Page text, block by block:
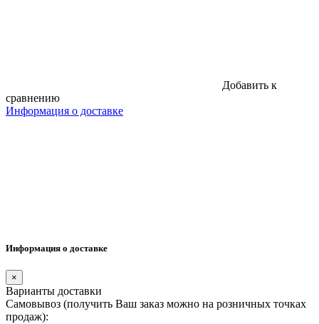
Добавить к
сравнению
Информация о доставке
Информация о доставке
×
Варианты доставки
Самовывоз (получить Ваш заказ можно на розничных точках
продаж):